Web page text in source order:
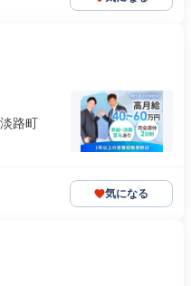
路町
気になる